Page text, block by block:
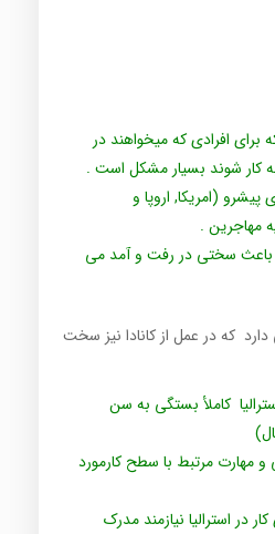
افرادی که میخواهند در
کار شوند بسیار مشکل است .
(امریکا, اروپا و
مهاجرین .
باعث سختی در رفت و آمد می
که در عمل از کانادا نیز سخت
کاملأ بستگی به سن
مهارت مرتبط با سطح کارمورد
در استرالیا نیازمند مدرک